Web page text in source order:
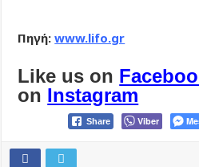
Πηγή:www.lifo.gr
Like us on
on Instagram
Share Viber